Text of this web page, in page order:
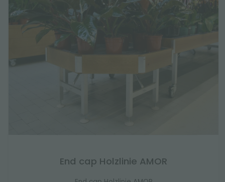
End cap Holzlinie AMOR